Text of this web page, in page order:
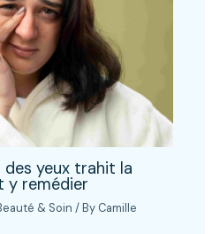
yeux trahit la
y remédier
& Soin / By Camille